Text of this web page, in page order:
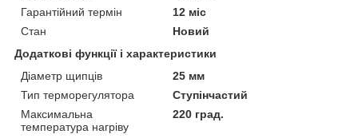
Гарантійний термін
12 міс
Стан
Новий
Додаткові функції і характеристики
Діаметр щипців
25 мм
Тип терморегулятора
Ступінчастий
Максимальна
температура нагріву
220 град.